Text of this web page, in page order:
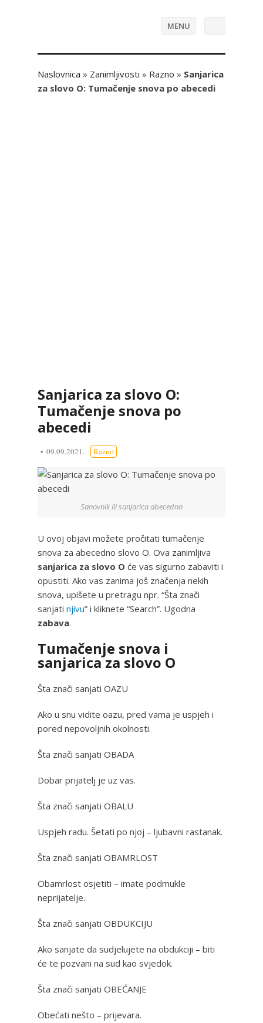
MENU
Naslovnica » Zanimljivosti » Razno » Sanjarica
za slovo O: Tumačenje snova po abecedi
Sanjarica za slovo O:
Tumačenje snova po
abecedi
09.09.2021. Razno
Sanovnik ili sanjarica abecedno
U ovoj objavi možete pročitati tumačenje
snova za abecedno slovo O. Ova zanimljiva
sanjarica za slovo O će vas sigurno zabaviti i
opustiti. Ako vas zanima još značenja nekih
snova, upišete u pretragu npr. “Šta znači
sanjati njivu” i kliknete “Search”. Ugodna
zabava.
Tumačenje snova i
sanjarica za slovo O
Šta znači sanjati OAZU
Ako u snu vidite oazu, pred vama je uspjeh i
pored nepovoljnih okolnosti.
Šta znači sanjati OBADA
Dobar prijatelj je uz vas.
Šta znači sanjati OBALU
Uspjeh radu. Šetati po njoj – ljubavni rastanak.
Šta znači sanjati OBAMRLOST
Obamrlost osjetiti – imate podmukle
neprijatelje.
Šta znači sanjati OBDUKCIJU
Ako sanjate da sudjelujete na obdukciji – biti
će te pozvani na sud kao svjedok.
Šta znači sanjati OBEĆANJE
Obećati nešto – prijevara.